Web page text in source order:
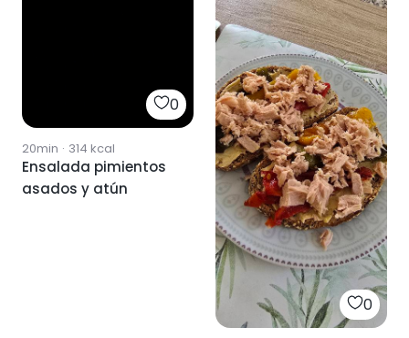
0
20min · 314 kcal
Ensalada pimientos
asados y atún
0